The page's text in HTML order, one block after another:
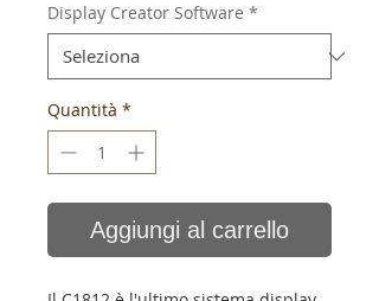
Display Creator Software *
Quantità *
Aggiungi al carrello